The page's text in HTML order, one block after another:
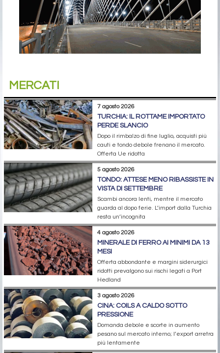
MERCATI
7 agosto 2026
TURCHIA: IL ROTTAME IMPORTATO
PERDE SLANCIO
Dopo il rimbalzo di fine luglio, acquisti più
cauti e tondo debole frenano il mercato.
Offerta Ue ridotta
5 agosto 2026
TONDO: ATTESE MENO RIBASSISTE IN
VISTA DI SETTEMBRE
Scambi ancora lenti, mentre il mercato
guarda al dopo ferie. L’import dalla Turchia
resta un’incognita
4 agosto 2026
MINERALE DI FERRO AI MINIMI DA 13
MESI
Offerta abbondante e margini siderurgici
ridotti prevalgono sui rischi legati a Port
Hedland
3 agosto 2026
CINA: COILS A CALDO SOTTO
PRESSIONE
Domanda debole e scorte in aumento
pesano sul mercato interno; l’export arretra
più lentamente